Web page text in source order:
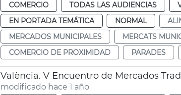
COMERCIO TODAS LAS AUDIENCIAS
EN PORTADA TEMÁTICA
NORMAL
MERCADOS MUNICIPALES
MERCATS
COMERCIO DE PROXIMIDAD
PARADES
València. V Encuentro de Mercados
modificado hace 1 año